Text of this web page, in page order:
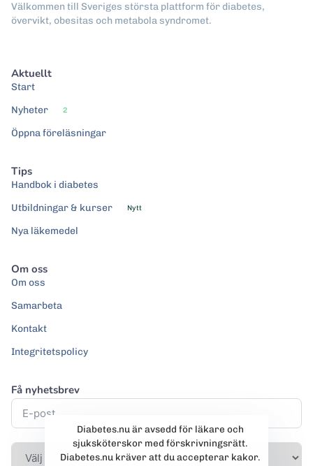
Välkommen till Sveriges största plattform för diabetes,
övervikt, obesitas och metabola syndromet.
Aktuellt
Start
Nyheter
2
Öppna föreläsningar
Tips
Handbok i diabetes
Utbildningar & kurser
Nytt
Nya läkemedel
Om oss
Om oss
Samarbeta
Kontakt
Integritetspolicy
Få nyhetsbrev
Diabetes.nu är avsedd för läkare och
sjuksköterskor med förskrivningsrätt.
Diabetes.nu kräver att du accepterar kakor.